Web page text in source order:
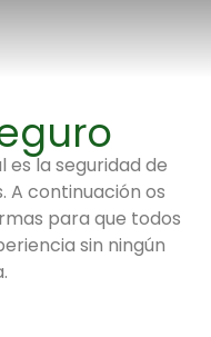
es la seguridad de
A continuación os
para que todos
sin ningún